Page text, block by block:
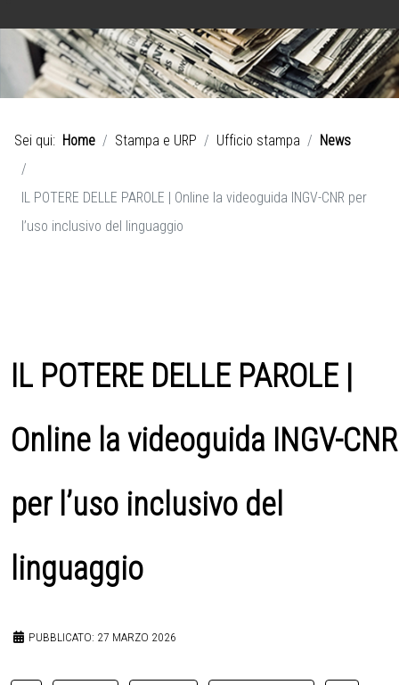
Sei qui: Home Stampa e URP Ufficio stampa News
IL POTERE DELLE PAROLE | Online la videoguida INGV-CNR per
l’uso inclusivo del linguaggio
IL POTERE DELLE PAROLE |
Online la videoguida INGV-CNR
per l’uso inclusivo del
linguaggio
PUBBLICATO: 27 MARZO 2026